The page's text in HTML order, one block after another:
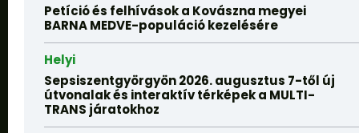
Petíció és felhívások a Kovászna megyei
BARNA MEDVE-populáció kezelésére
Helyi
Sepsiszentgyörgyön 2026. augusztus 7-től új
útvonalak és interaktív térképek a MULTI-
TRANS járatokhoz